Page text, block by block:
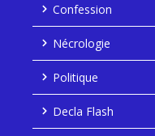
Confession
Nécrologie
Politique
Decla Flash